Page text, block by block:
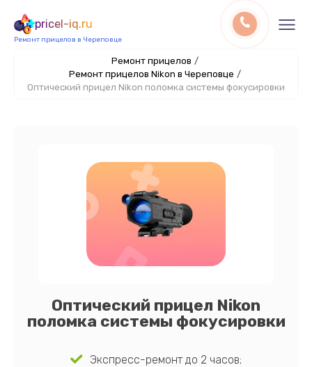
pricel-iq.ru
Ремонт прицелов в Череповце
Ремонт прицелов /
Ремонт прицелов Nikon в Череповце /
Оптический прицел Nikon поломка системы фокусировки
Оптический прицел Nikon
поломка системы фокусировки
Экспресс-ремонт до 2 часов;